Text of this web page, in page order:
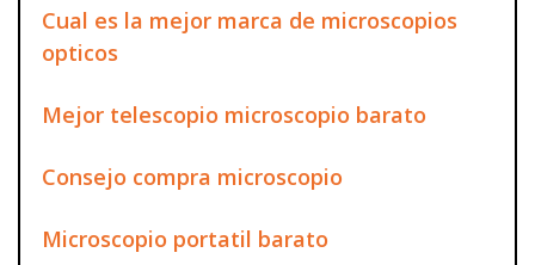
Cual es la mejor marca de microscopios
opticos
Mejor telescopio microscopio barato
Consejo compra microscopio
Microscopio portatil barato